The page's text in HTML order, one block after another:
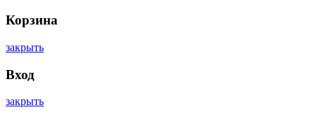
Корзина
закрыть
Вход
закрыть